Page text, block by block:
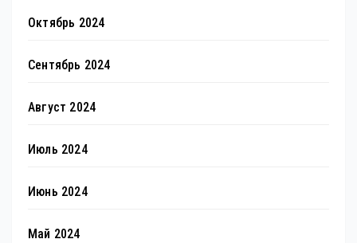
Октябрь 2024
Сентябрь 2024
Август 2024
Июль 2024
Июнь 2024
Май 2024